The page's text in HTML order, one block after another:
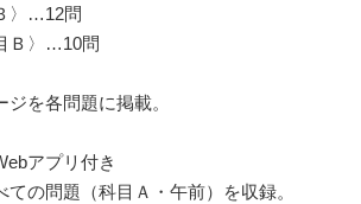
〉…12問
Ｂ〉…10問
を各問題に掲載。
アプリ付き
の問題（科目Ａ・午前）を収録。